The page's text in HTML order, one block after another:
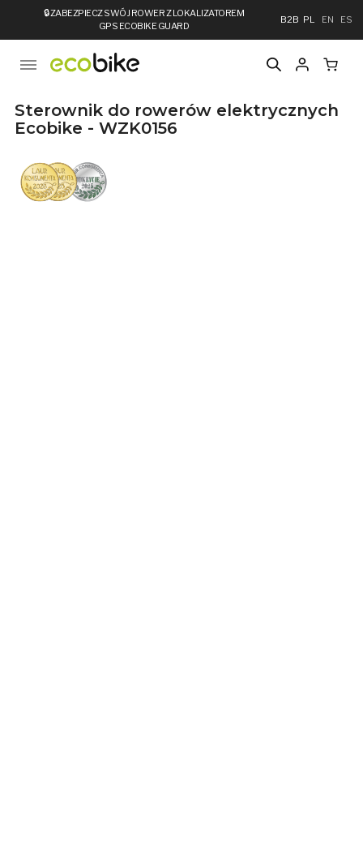
🔒ZABEZPIECZ SWÓJ ROWER Z LOKALIZATOREM
GPS ECOBIKE GUARD
B2B PL EN ES
Sterownik do rowerów elektrycznych
Ecobike - WZK0156